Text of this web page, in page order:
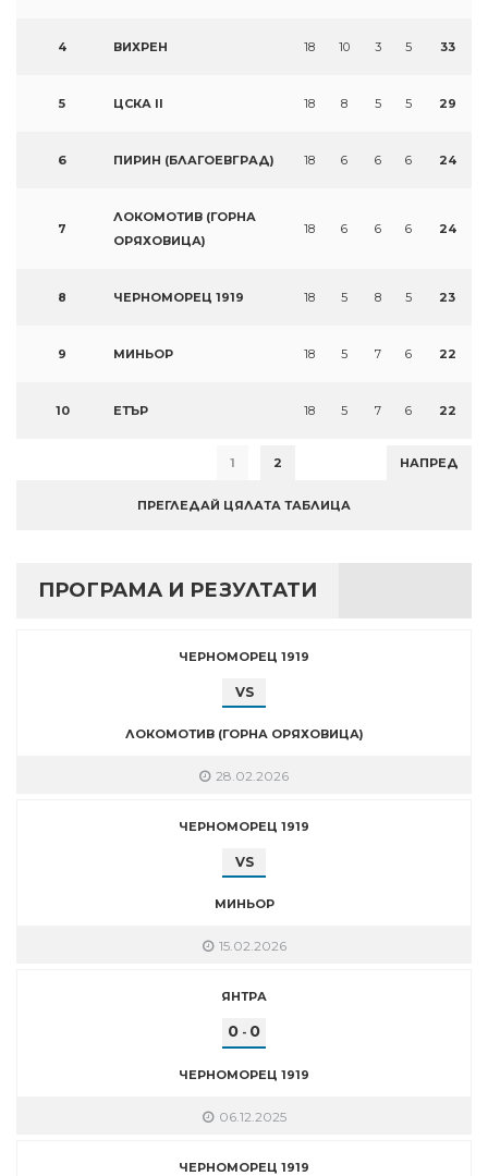
4 ВИХРЕН 18 10 3 5 33
5 ЦСКА II 18 8 5 5 29
6 ПИРИН (БЛАГОЕВГРАД) 18 6 6 6 24
7
ЛОКОМОТИВ (ГОРНА
ОРЯХОВИЦА)
18 6 6 6 24
8 ЧЕРНОМОРЕЦ 1919 18 5 8 5 23
9 МИНЬОР 18 5 7 6 22
10 ЕТЪР 18 5 7 6 22
1 2 НАПРЕД
ПРЕГЛЕДАЙ ЦЯЛАТА ТАБЛИЦА
ПРОГРАМА И РЕЗУЛТАТИ
ЧЕРНОМОРЕЦ 1919
VS
ЛОКОМОТИВ (ГОРНА ОРЯХОВИЦА)
28.02.2026
ЧЕРНОМОРЕЦ 1919
VS
МИНЬОР
15.02.2026
ЯНТРА
0 - 0
ЧЕРНОМОРЕЦ 1919
06.12.2025
ЧЕРНОМОРЕЦ 1919